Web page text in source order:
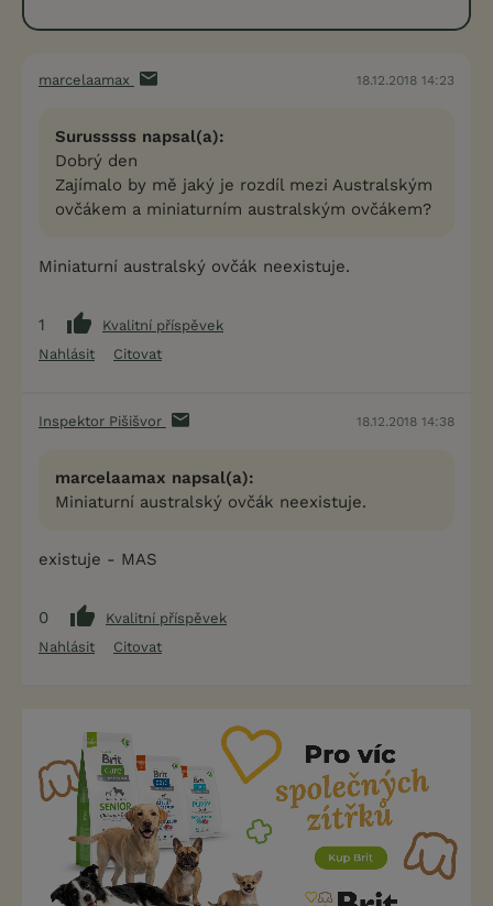
marcelaamax 18.12.2018 14:23
Surusssss napsal(a):
Dobrý den
Zajímalo by mě jaký je rozdíl mezi Australským
ovčákem a miniaturním australským ovčákem?
Miniaturní australský ovčák neexistuje.
1
Kvalitní příspěvek
Nahlásit
Citovat
Inspektor Pišišvor 18.12.2018 14:38
marcelaamax napsal(a):
Miniaturní australský ovčák neexistuje.
existuje - MAS
0
Kvalitní příspěvek
Nahlásit
Citovat